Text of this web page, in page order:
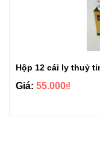
Hộp 12 cái ly thuỷ
Giá: 55.000₫